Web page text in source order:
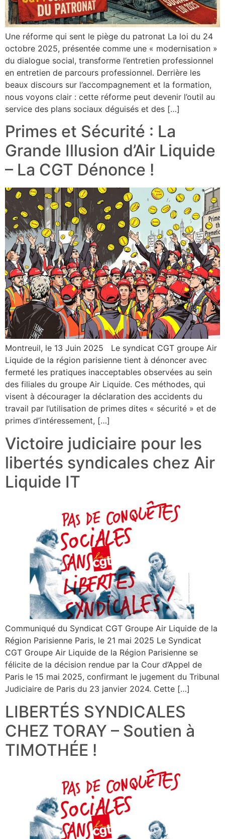
Une réforme qui sent le piège du patronat La loi du 24
octobre 2025, présentée comme une « modernisation »
du dialogue social, transforme l’entretien professionnel
en entretien de parcours professionnel. Derrière les
beaux discours sur l’accompagnement et la formation,
nous voyons clair : cette réforme peut devenir l’outil au
service des plans sociaux déguisés et des […]
Primes et Sécurité : La
Grande Illusion d’Air Liquide
– La CGT Dénonce !
Montreuil, le 13 Juin 2025 Le syndicat CGT groupe Air
Liquide de la région parisienne tient à dénoncer avec
fermeté les pratiques inacceptables observées au sein
des filiales du groupe Air Liquide. Ces méthodes, qui
visent à décourager la déclaration des accidents du
travail par l’utilisation de primes dites « sécurité » et de
primes d’intéressement, […]
Victoire judiciaire pour les
libertés syndicales chez Air
Liquide IT
Communiqué du Syndicat CGT Groupe Air Liquide de la
Région Parisienne Paris, le 21 mai 2025 Le Syndicat
CGT Groupe Air Liquide de la Région Parisienne se
félicite de la décision rendue par la Cour d’Appel de
Paris le 15 mai 2025, confirmant le jugement du Tribunal
Judiciaire de Paris du 23 janvier 2024. Cette […]
LIBERTÉS SYNDICALES
CHEZ TORAY – Soutien à
TIMOTHÉE !